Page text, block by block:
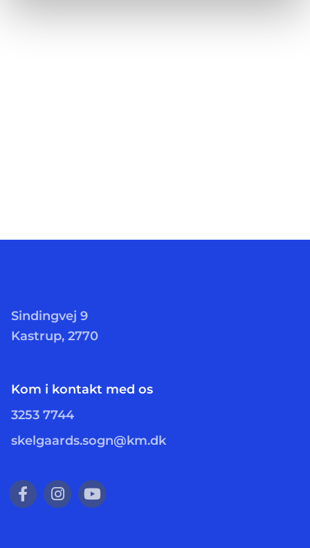
Sindingvej 9
Kastrup, 2770
Kom i kontakt med os
3253 7744
skelgaards.sogn@km.dk